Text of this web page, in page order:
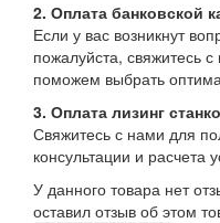
2. Оплата банковской
Если у вас возникнут
пожалуйста,
поможем выбрать
3. Оплата лизинг
Свяжитесь с нами для
консультации и расчета
У данного товара нет
оставил отзыв об этом